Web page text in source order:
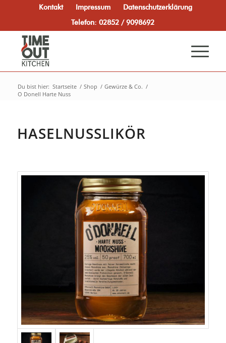
Kontakt Impressum
Datenschutzerklärung
Telefon: 02852 / 9098692
Du bist hier: Startseite / Shop / Gewürze & Co. /
O Donell Harte Nuss
HASELNUSSLIKÖR